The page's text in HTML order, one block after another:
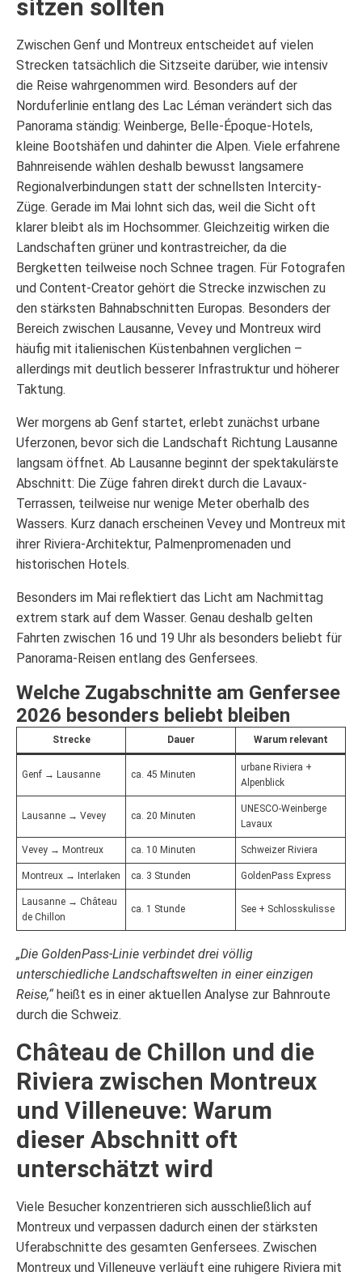
sitzen sollten
Zwischen Genf und Montreux entscheidet auf vielen
Strecken tatsächlich die Sitzseite darüber, wie intensiv
die Reise wahrgenommen wird. Besonders auf der
Norduferlinie entlang des Lac Léman verändert sich das
Panorama ständig: Weinberge, Belle-Époque-Hotels,
kleine Bootshäfen und dahinter die Alpen. Viele erfahrene
Bahnreisende wählen deshalb bewusst langsamere
Regionalverbindungen statt der schnellsten Intercity-
Züge. Gerade im Mai lohnt sich das, weil die Sicht oft
klarer bleibt als im Hochsommer. Gleichzeitig wirken die
Landschaften grüner und kontrastreicher, da die
Bergketten teilweise noch Schnee tragen. Für Fotografen
und Content-Creator gehört die Strecke inzwischen zu
den stärksten Bahnabschnitten Europas. Besonders der
Bereich zwischen Lausanne, Vevey und Montreux wird
häufig mit italienischen Küstenbahnen verglichen –
allerdings mit deutlich besserer Infrastruktur und höherer
Taktung.
Wer morgens ab Genf startet, erlebt zunächst urbane
Uferzonen, bevor sich die Landschaft Richtung Lausanne
langsam öffnet. Ab Lausanne beginnt der spektakulärste
Abschnitt: Die Züge fahren direkt durch die Lavaux-
Terrassen, teilweise nur wenige Meter oberhalb des
Wassers. Kurz danach erscheinen Vevey und Montreux mit
ihrer Riviera-Architektur, Palmenpromenaden und
historischen Hotels.
Besonders im Mai reflektiert das Licht am Nachmittag
extrem stark auf dem Wasser. Genau deshalb gelten
Fahrten zwischen 16 und 19 Uhr als besonders beliebt für
Panorama-Reisen entlang des Genfersees.
Welche Zugabschnitte am Genfersee
2026 besonders beliebt bleiben
Strecke Dauer Warum relevant
Genf → Lausanne ca. 45 Minuten
urbane Riviera +
Alpenblick
Lausanne → Vevey ca. 20 Minuten
UNESCO-Weinberge
Lavaux
Vevey → Montreux ca. 10 Minuten Schweizer Riviera
Montreux → Interlaken ca. 3 Stunden GoldenPass Express
Lausanne → Château
de Chillon
ca. 1 Stunde See + Schlosskulisse
„Die GoldenPass-Linie verbindet drei völlig
unterschiedliche Landschaftswelten in einer einzigen
Reise,“heißt es in einer aktuellen Analyse zur Bahnroute
durch die Schweiz.
Château de Chillon und die
Riviera zwischen Montreux
und Villeneuve: Warum
dieser Abschnitt oft
unterschätzt wird
Viele Besucher konzentrieren sich ausschließlich auf
Montreux und verpassen dadurch einen der stärksten
Uferabschnitte des gesamten Genfersees. Zwischen
Montreux und Villeneuve verläuft eine ruhigere Riviera mit